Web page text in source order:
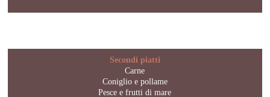
Secondi piatti
Carne
Coniglio e pollame
Pesce e frutti di mare